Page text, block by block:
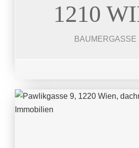
1210
BAUMERGASSE